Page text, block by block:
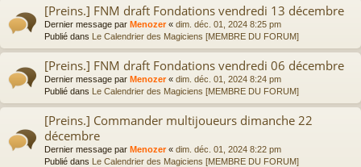
[Preins.] FNM draft Fondations vendredi 13 décembre
Dernier message par Menozer« dim. déc. 01, 2024 8:25 pm
Publié dans Le Calendrier des Magiciens [MEMBRE DU FORUM]
[Preins.] FNM draft Fondations vendredi 06 décembre
Dernier message par Menozer« dim. déc. 01, 2024 8:24 pm
Publié dans Le Calendrier des Magiciens [MEMBRE DU FORUM]
[Preins.] Commander multijoueurs dimanche 22
décembre
Dernier message par Menozer« dim. déc. 01, 2024 8:22 pm
Publié dans Le Calendrier des Magiciens [MEMBRE DU FORUM]